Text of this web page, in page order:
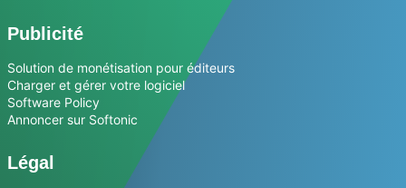
Publicité
Solution de monétisation pour éditeurs
Charger et gérer votre logiciel
Software Policy
Annoncer sur Softonic
Légal